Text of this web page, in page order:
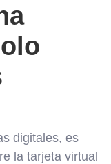
digitales, es
la tarjeta virtual